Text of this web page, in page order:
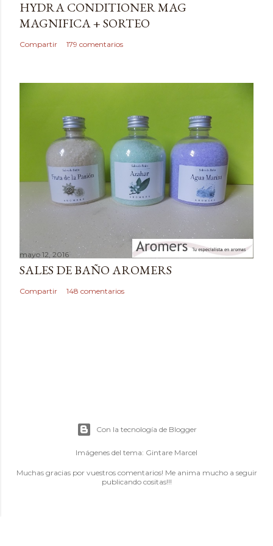
u
n
c
o
HYDRA CONDITIONER MAG
MAGNIFICA + SORTEO
Compartir 179 comentarios
mayo 12, 2016
SALES DE BAÑO AROMERS
Compartir 148 comentarios
Con la tecnología de Blogger
Imágenes del tema: Gintare Marcel
Muchas gracias por vuestros comentarios! Me anima mucho a seguir
publicando cositas!!!